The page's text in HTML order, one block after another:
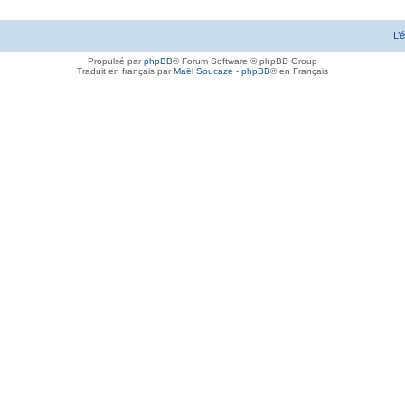
Propulsé parphpBB® Forum Software © phpBB Group
Traduit en français parMaël Soucaze - phpBB® en Français